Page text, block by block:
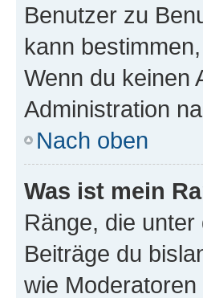
Benutzer zu
kann
Wenn du keinen
Administration
Nach oben
Was ist mein
Ränge, die
Beiträge du
wie